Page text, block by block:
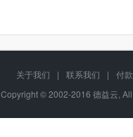
关于我们 | 联系我们 |
付
Copyright © 2002-2016 德益云,